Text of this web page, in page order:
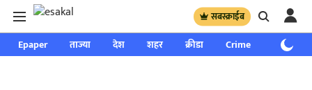
सबस्क्राईब
Epaper ताज्या देश शहर क्रीडा Crime साप्ताहिक